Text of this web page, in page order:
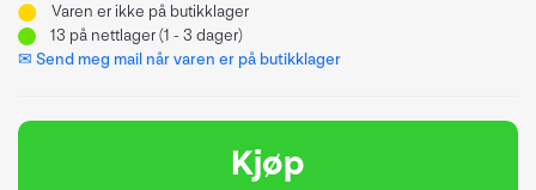
Varen er ikke på butikklager
13 på nettlager (1 - 3 dager)
✉ Send meg mail når varen er på butikklager
Kjøp